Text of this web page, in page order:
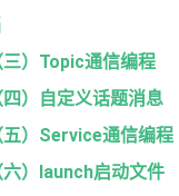
三）Topic通信编程
）自定义话题消息
五）Service通信编程
六）launch启动文件